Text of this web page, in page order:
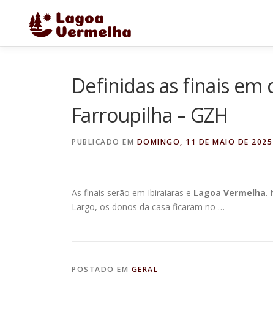
conteúdo
Definidas as finais em
Farroupilha – GZH
PUBLICADO EM DOMINGO, 11 DE MAIO DE 2025
As finais serão em Ibiraiaras e Lagoa Vermelha.
Largo, os donos da casa ficaram no …
POSTADO EM GERAL